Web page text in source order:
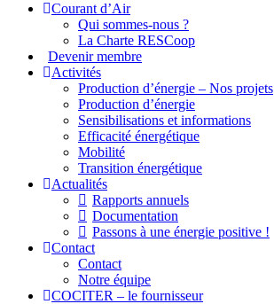
Courant d’Air
Qui sommes-nous ?
La Charte RESCoop
Devenir membre
Activités
Production d’énergie – Nos projets
Production d’énergie
Sensibilisations et informations
Efficacité énergétique
Mobilité
Transition énergétique
Actualités
Rapports annuels
Documentation
Passons à une énergie positive !
Contact
Contact
Notre équipe
COCITER – le fournisseur